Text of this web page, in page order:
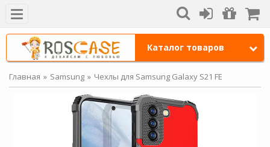
Каталог товаров
Главная Samsung Чехлы для Samsung Galaxy S21 FE